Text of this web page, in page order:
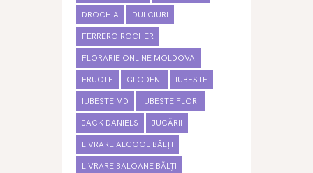
DROCHIA DULCIURI
FERRERO ROCHER
FLORARIE ONLINE MOLDOVA
FRUCTE GLODENI IUBESTE
IUBESTE.MD IUBESTE FLORI
JACK DANIELS JUCĂRII
LIVRARE ALCOOL BĂLȚI
LIVRARE BALOANE BĂLȚI